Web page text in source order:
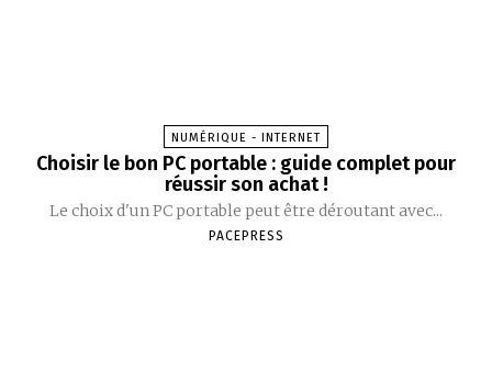
NUMÉRIQUE - INTERNET
Choisir le bon PC portable : guide complet pour
réussir son achat !
Le choix d'un PC portable peut être déroutant avec...
PACEPRESS